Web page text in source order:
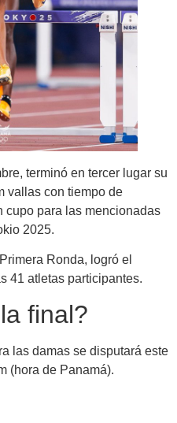
terminó en tercer lugar su
vallas con tiempo de
cupo para las mencionadas
2025.
Ronda, logró el
41 atletas participantes.
final?
las damas se disputará este
(hora de Panamá).